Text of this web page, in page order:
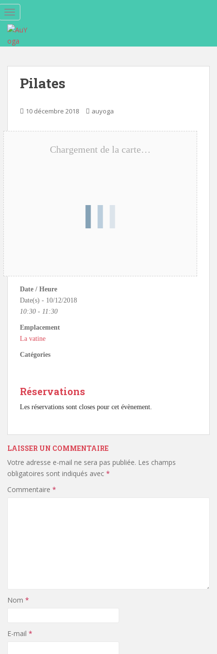
S
t
TOGGLE NAVIGATION
Pilates
10 décembre 2018 auyoga
Chargement de la carte…
Date / Heure
Date(s) - 10/12/2018
10:30 - 11:30
Emplacement
La vatine
Catégories
Réservations
Les réservations sont closes pour cet évènement.
LAISSER UN COMMENTAIRE
Votre adresse e-mail ne sera pas publiée. Les champs
obligatoires sont indiqués avec *
Commentaire *
Nom *
E-mail *